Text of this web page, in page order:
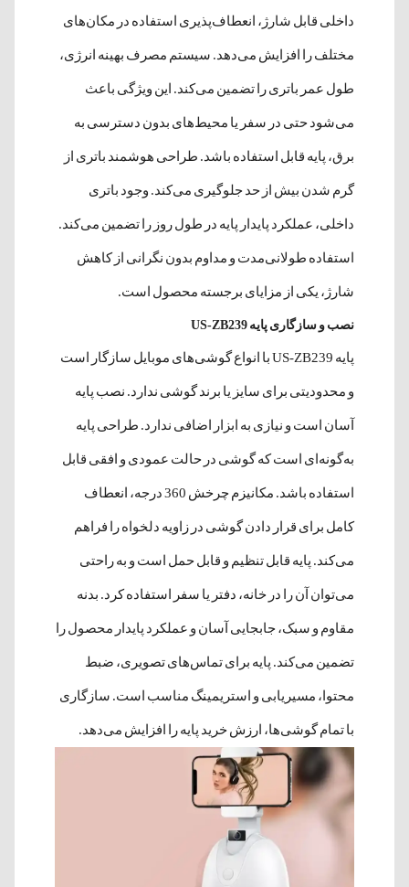
داخلی قابل شارژ، انعطاف‌پذیری استفاده در مکان‌های
مختلف را افزایش می‌دهد. سیستم مصرف بهینه انرژی،
طول عمر باتری را تضمین می‌کند. این ویژگی باعث
می‌شود حتی در سفر یا محیط‌های بدون دسترسی به
برق، پایه قابل استفاده باشد. طراحی هوشمند باتری از
گرم شدن بیش از حد جلوگیری می‌کند. وجود باتری
داخلی، عملکرد پایدار پایه در طول روز را تضمین می‌کند.
استفاده طولانی‌مدت و مداوم بدون نگرانی از کاهش
شارژ، یکی از مزایای برجسته محصول است.
نصب و سازگاری پایه US-ZB239
پایه US-ZB239 با انواع گوشی‌های موبایل سازگار است
و محدودیتی برای سایز یا برند گوشی ندارد. نصب پایه
آسان است و نیازی به ابزار اضافی ندارد. طراحی پایه
به‌گونه‌ای است که گوشی در حالت عمودی و افقی قابل
استفاده باشد. مکانیزم چرخش 360 درجه، انعطاف
کامل برای قرار دادن گوشی در زاویه دلخواه را فراهم
می‌کند. پایه قابل تنظیم و قابل حمل است و به راحتی
می‌توان آن را در خانه، دفتر یا سفر استفاده کرد. بدنه
مقاوم و سبک، جابجایی آسان و عملکرد پایدار محصول را
تضمین می‌کند. پایه برای تماس‌های تصویری، ضبط
محتوا، مسیریابی و استریمینگ مناسب است. سازگاری
با تمام گوشی‌ها، ارزش خرید پایه را افزایش می‌دهد.